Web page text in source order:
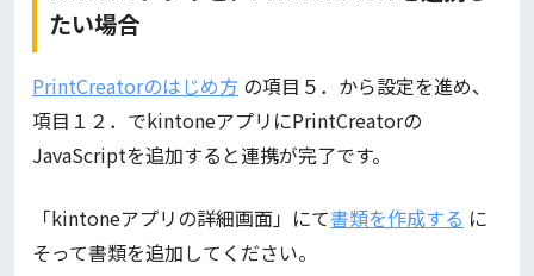
たい場合
PrintCreatorのはじめ方 の項目５．から設定を進め、
項目１２．でkintoneアプリにPrintCreatorの
JavaScriptを追加すると連携が完了です。
「kintoneアプリの詳細画面」にて書類を作成する に
そって書類を追加してください。